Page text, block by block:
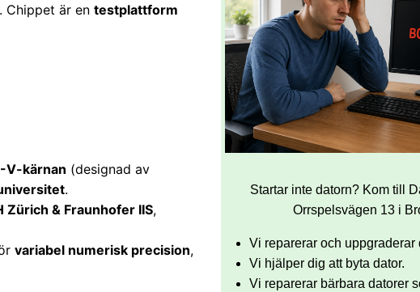
. Chippet är en testplattform
V-kärnan (designad av
.
Zürich & Fraunhofer IIS,
variabel numerisk precision,
Startar inte datorn? Kom till
Orrspelsvägen 13 i
Vi reparerar och uppgraderar
Vi hjälper dig att byta dator.
Vi reparerar bärbara datorer